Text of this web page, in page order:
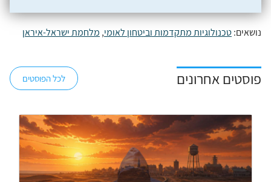
נושאים:טכנולוגיות מתקדמות וביטחון לאומי, מלחמת ישראל-איראן
פוסטים אחרונים לכל הפוסטים